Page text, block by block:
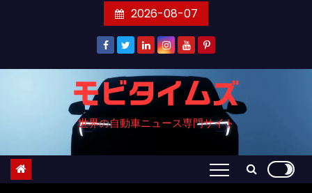
ン
プ
2026-08-07
モビタイムズ
世界の自動車ニュース専門サイト